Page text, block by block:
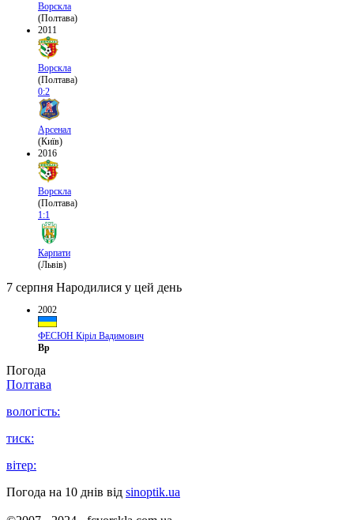
Ворскла
(Полтава)
2011
Ворскла
(Полтава)
0:2
Арсенал
(Київ)
2016
Ворскла
(Полтава)
1:1
Карпати
(Львів)
7 серпня Народилися у цей день
2002
ФЕСЮН Кіріл Вадимович
Вр
Погода
Полтава
вологість:
тиск:
вітер:
Погода на 10 днів від sinoptik.ua